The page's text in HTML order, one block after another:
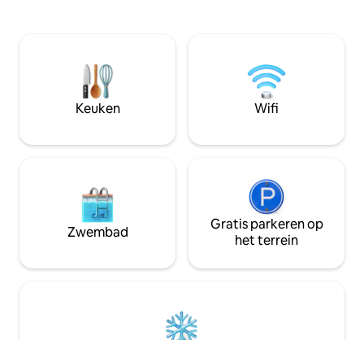
op de piramides. De ruimte is zorgvuldig
ontworpen en nieuw ingericht en
combineert modern comfort met een
onvergetelijk landschap. Je perfecte
halen! We doen er alles aan om onze
gasten de
bieden die ze
Keuken Wifi
Zwembad
Gratis parkeren op
het terrein